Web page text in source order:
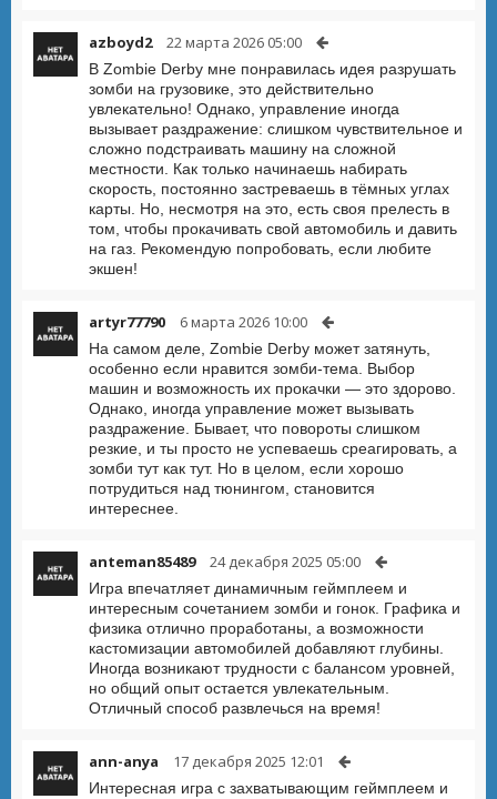
azboyd2 22 марта 2026 05:00
В Zombie Derby мне понравилась идея разрушать
зомби на грузовике, это действительно
увлекательно! Однако, управление иногда
вызывает раздражение: слишком чувствительное и
сложно подстраивать машину на сложной
местности. Как только начинаешь набирать
скорость, постоянно застреваешь в тёмных углах
карты. Но, несмотря на это, есть своя прелесть в
том, чтобы прокачивать свой автомобиль и давить
на газ. Рекомендую попробовать, если любите
экшен!
artyr77790 6 марта 2026 10:00
На самом деле, Zombie Derby может затянуть,
особенно если нравится зомби-тема. Выбор
машин и возможность их прокачки — это здорово.
Однако, иногда управление может вызывать
раздражение. Бывает, что повороты слишком
резкие, и ты просто не успеваешь среагировать, а
зомби тут как тут. Но в целом, если хорошо
потрудиться над тюнингом, становится
интереснее.
anteman85489 24 декабря 2025 05:00
Игра впечатляет динамичным геймплеем и
интересным сочетанием зомби и гонок. Графика и
физика отлично проработаны, а возможности
кастомизации автомобилей добавляют глубины.
Иногда возникают трудности с балансом уровней,
но общий опыт остается увлекательным.
Отличный способ развлечься на время!
ann-anya 17 декабря 2025 12:01
Интересная игра с захватывающим геймплеем и